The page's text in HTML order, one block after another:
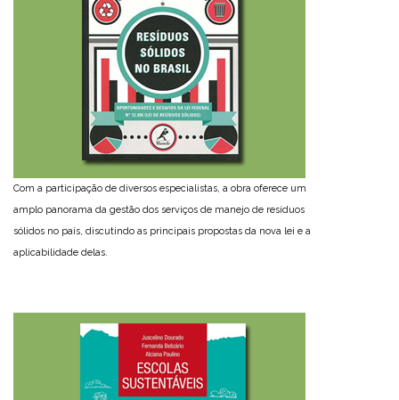
Com a participação de diversos especialistas, a obra oferece um
amplo panorama da gestão dos serviços de manejo de resíduos
sólidos no país, discutindo as principais propostas da nova lei e a
aplicabilidade delas.